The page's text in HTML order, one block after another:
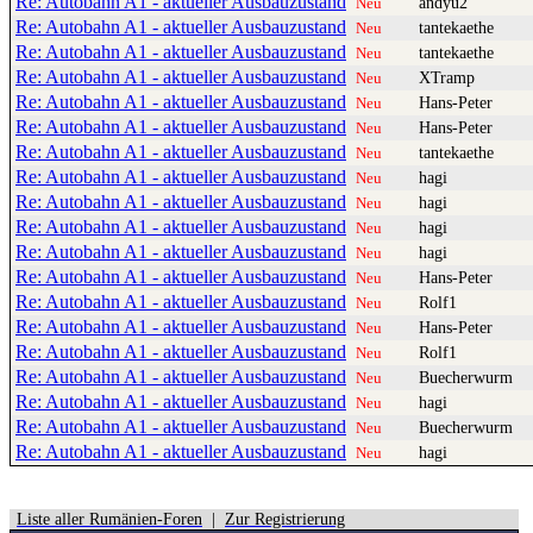
Re: Autobahn A1 - aktueller Ausbauzustand Neu tantekaethe
Re: Autobahn A1 - aktueller Ausbauzustand Neu tantekaethe
Re: Autobahn A1 - aktueller Ausbauzustand Neu XTramp
Re: Autobahn A1 - aktueller Ausbauzustand Neu Hans-Peter
Re: Autobahn A1 - aktueller Ausbauzustand Neu Hans-Peter
Re: Autobahn A1 - aktueller Ausbauzustand Neu tantekaethe
Re: Autobahn A1 - aktueller Ausbauzustand Neu hagi
Re: Autobahn A1 - aktueller Ausbauzustand Neu hagi
Re: Autobahn A1 - aktueller Ausbauzustand Neu hagi
Re: Autobahn A1 - aktueller Ausbauzustand Neu hagi
Re: Autobahn A1 - aktueller Ausbauzustand Neu Hans-Peter
Re: Autobahn A1 - aktueller Ausbauzustand Neu Rolf1
Re: Autobahn A1 - aktueller Ausbauzustand Neu Hans-Peter
Re: Autobahn A1 - aktueller Ausbauzustand Neu Rolf1
Re: Autobahn A1 - aktueller Ausbauzustand Neu Buecherwurm
Re: Autobahn A1 - aktueller Ausbauzustand Neu hagi
Re: Autobahn A1 - aktueller Ausbauzustand Neu Buecherwurm
Re: Autobahn A1 - aktueller Ausbauzustand Neu hagi
Liste aller Rumänien-Foren Zur Registrierung